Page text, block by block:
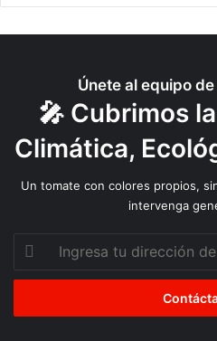
asociados como The Labelo
¡Un ecotip para los
Únete al equipo de
🎤 Cubrimos
Climática,
Un tomate con colores propios,
intervenga
Ingresa
dirección
correo